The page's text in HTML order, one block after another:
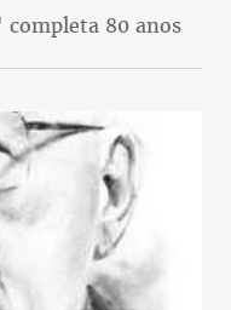
completa 80 anos